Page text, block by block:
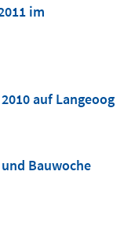
im
auf Langeoog
Bauwoche